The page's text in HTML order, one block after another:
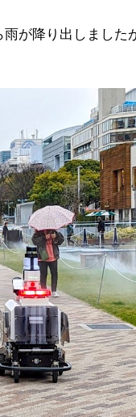
が降り出しました